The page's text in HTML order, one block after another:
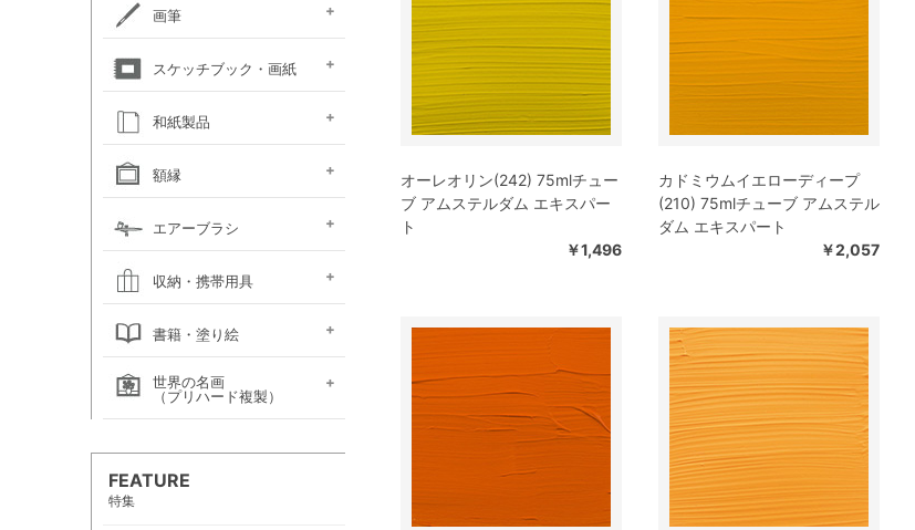
鉛筆セット
画用木炭
モデル人形
デッサン関連用品
ロットリング
W&N ドローイングインク
画筆
油彩筆セット
油彩用ラウンド（丸筆）
（丸平筆）
油彩用フラット（平筆）
油彩用ファン（扇型）
油絵用刷毛
水彩筆セット
水彩用ラウンド（丸筆）
水彩用フラット（平筆）
（日本画・デザイン用）
（日本画・デザイン用）
（日本画・デザイン用）
（日本画・デザイン用）
（日本画・デザイン用）
（日本画・デザイン用）
（日本画・デザイン用）
（日本画・デザイン用）
化粧筆
絵手紙用筆
スケッチブック・画紙
アルシュ水彩紙
モンバルキャンソン
ファインフェース
キャンソンXL
アルビレオ水彩紙
クレスター水彩紙
フォード水彩紙
アヴァロン水彩紙
ラングトン水彩紙
ワトソン水彩紙
ホワイトワトソン水彩紙
TACスケッチブック
W&N コットマン水彩紙
ナル水彩紙
スケッチブック 並口
オリーブシリーズ厚口
メダリオン特厚口
マルマン ヴィフアール
マルマン ソーホー
マルマン 麻表紙
クロッキーブック
クレイドクロッキー
セクションクロッキー
スタンダードクロッキー
キャンソン ミ・タント
パステルワトソン
パステルマーメイド
パステルブック
ペーパーセレクション
ポストカード
カラージェッソペーパー
水彩色紙
和紙製品
和紙・絵絹・転写紙
日本画用麻紙ボールド
水墨画用紙
ファイル
芳名帳・仮巻
額縁
油彩用額縁 (木製)
仮額縁
(マット付)
(マット無し)
軽量フレーム・イレパネ
色紙額
額用金具
エアーブラシ
ハンドピース
コンプレッサー
システムパーツ（部品）
エアーブラシ関連用品
収納・携帯用具
ポートフォリオ
キャンバスバッグ
キャンバスバッグ
スケッチバッグ各種
スケッチバッグ
エプロン
書籍・塗り絵
絵画関連書籍
塗り絵
世界の名画
（プリハード複製）
FEATURE
特集
オーレオリン(242) 75mlチュー
ブ アムステルダム エキスパー
ト
￥1,496
カドミウムイエローディープ
(210) 75mlチューブ アムステル
ダム エキスパート
￥2,057